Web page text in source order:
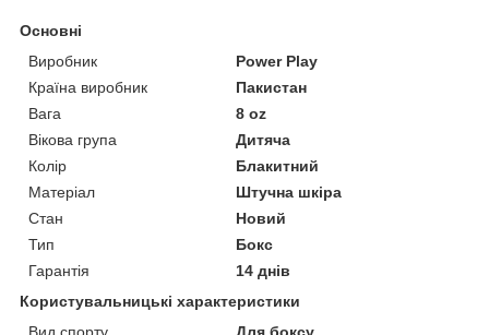
Основні
Виробник
Power Play
Країна виробник
Пакистан
Вага
8 oz
Вікова група
Дитяча
Колір
Блакитний
Матеріал
Штучна шкіра
Стан
Новий
Тип
Бокс
Гарантія
14 днів
Користувальницькі характеристики